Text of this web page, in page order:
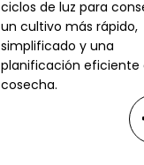
ciclos de luz para
un cultivo más rápido,
simplificado y una
planificación eficiente
cosecha.
SIGN ME UP!
NO, THANKS